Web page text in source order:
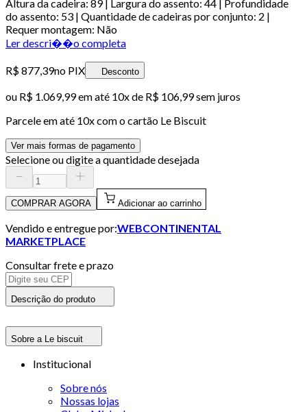
Altura da cadeira: 89 | Largura do assento: 44 | Profundidade
do assento: 53 | Quantidade de cadeiras por conjunto: 2 |
Requer montagem: Não
Ler descri��o completa
R$ 877,39no PIX Desconto
ou R$ 1.069,99em até 10x de R$ 106,99 sem juros
Parcele em até 10x com o cartão Le Biscuit
Ver mais formas de pagamento
Selecione ou digite a quantidade desejada
COMPRAR AGORA Adicionar ao carrinho
Vendido e entregue por:WEBCONTINENTAL
MARKETPLACE
Consultar frete e prazo
Descrição do produto
Sobre a Le biscuit
Institucional
Sobre nós
Nossas lojas